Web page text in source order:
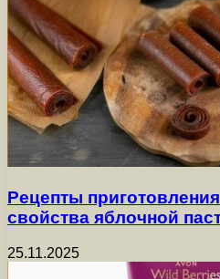
Рецепты
свойства яблочной
25.11.2025